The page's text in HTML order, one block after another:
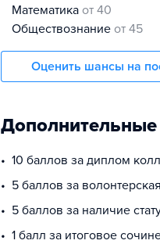
математика от 40
обществознание от 45
Оценить шансы на
10 баллов за диплом
5 баллов за
5 баллов за наличие
1 балл за итоговое